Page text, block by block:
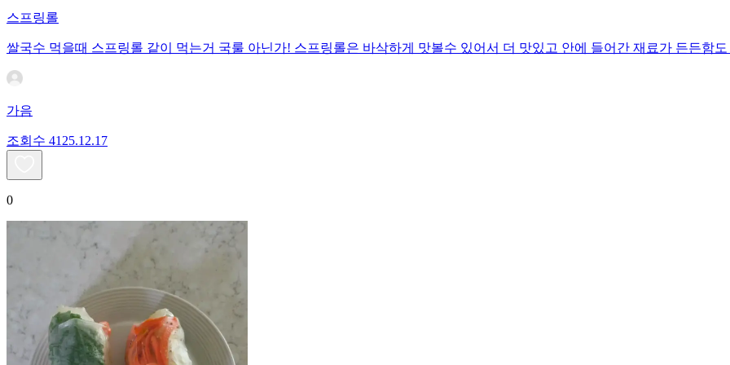
스프링롤
쌀국수 먹을때 스프링롤 같이 먹는거 국룰 아닌가! 스프링롤은 바삭하게 맛볼수 있어서 더 맛있고 안에 들어간 재료가 든든함
가음
조회수 41 25.12.17
0